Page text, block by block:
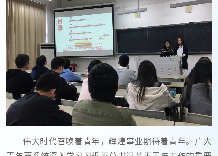
伟大时代召唤着青年，辉煌事业期待着青年。广大